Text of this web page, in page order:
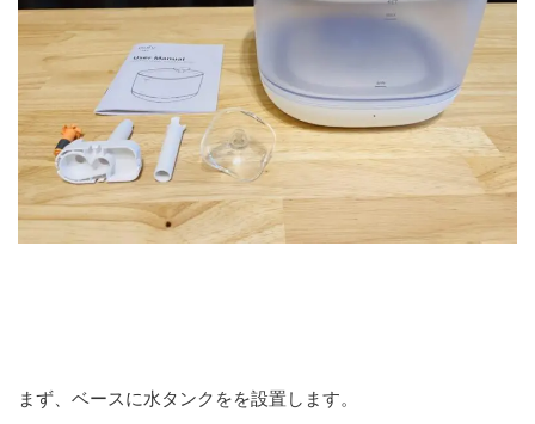
まず、ベースに水タンクをを設置します。